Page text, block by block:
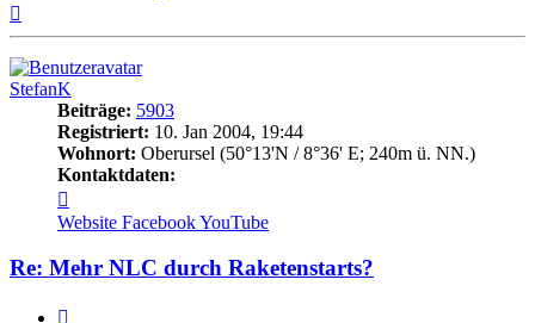
StefanK
Beiträge: 5903
Registriert: 10. Jan 2004, 19:44
Wohnort: Oberursel (50°13'N / 8°36' E; 240m ü. NN.)
Kontaktdaten:
von
StefanK
Website FacebookYouTube
Re: Mehr NLC durch Raketenstarts?